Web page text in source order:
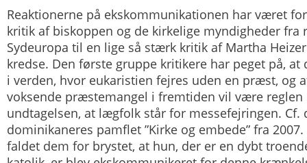
Reaktionerne på ekskommunikationen har været
kritik af biskoppen og de kirkelige myndigheder fra
Sydeuropa til en lige så stærk kritik af Martha
kredse. Den første gruppe kritikere har peget på, at
i verden, hvor eukaristien fejres uden en præst, og
voksende præstemangel i fremtiden vil være reglen
undtagelsen, at lægfolk står for messefejringen. Cf.
dominikaneres pamflet ”Kirke og embede” fra
faldet dem for brystet, at hun, der er en dybt